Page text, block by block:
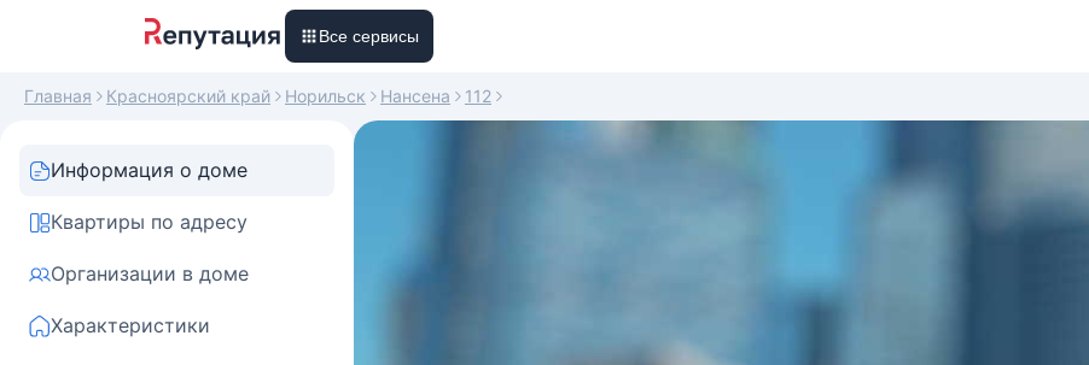
Все сервисы
Главная Красноярский край Норильск Нансена 112
Информация о доме
Квартиры по адресу
Организации в доме
Характеристики